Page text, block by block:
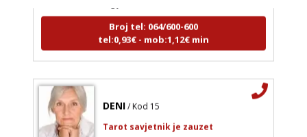
Broj tel: 064/600-600
tel:0,93€ - mob:1,12€ min
DENI / Kod 15
Tarot savjetnik je zauzet